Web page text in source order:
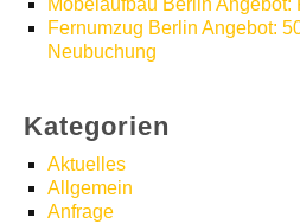
Möbelaufbau Berlin Angebot:
Fernumzug Berlin Angebot:
Neubuchung
Kategorien
Aktuelles
Allgemein
Anfrage